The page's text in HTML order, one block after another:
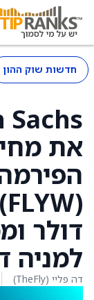
חדשות שוק ההון
את
דולר
למניה
דה פליי (TheFly)